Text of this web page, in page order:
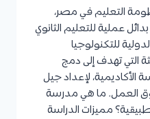
التعليم في مصر،
عملية للتعليم الثانوي
للتكنولوجيا
التي تهدف إلى دمج
الأكاديمية، لإعداد جيل
العمل. ما هي مدرسة
مميزات الدراسة